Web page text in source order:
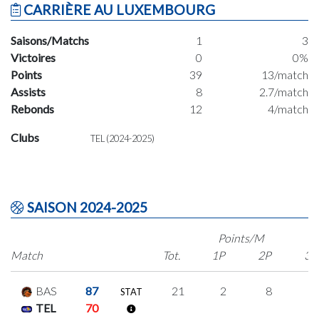
CARRIÈRE AU LUXEMBOURG
Saisons/Matchs 1
3
Victoires
0
0%
Points
39
13/match
Assists
8
2.7/match
Rebonds
12 4/match
Clubs TEL (2024-2025)
SAISON 2024-2025
Match
Points/M
Tot.
1P 2P 3P
BAS
87
TEL
70
STAT 21 2 8